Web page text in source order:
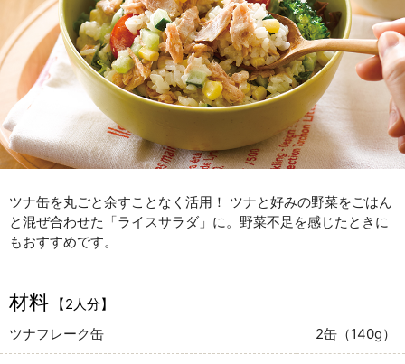
ツナ缶を丸ごと余すことなく活用！ ツナと好みの野菜をごはん
と混ぜ合わせた「ライスサラダ」に。野菜不足を感じたときに
もおすすめです。
材料
【2人分】
ツナフレーク缶
2缶（140g）